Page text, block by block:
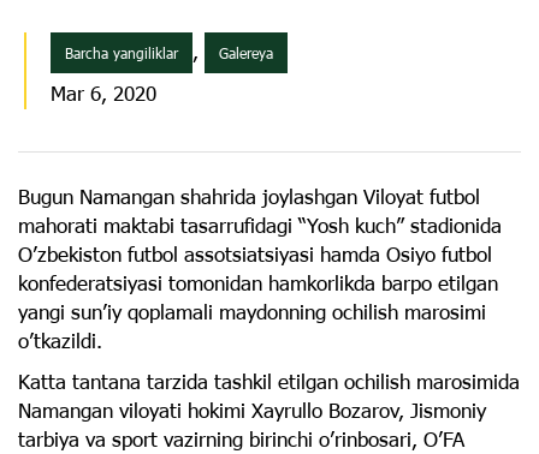
Barcha yangiliklar , Galereya
Mar 6, 2020
Bugun Namangan shahrida joylashgan Viloyat futbol
mahorati maktabi tasarrufidagi “Yosh kuch” stadionida
Oʼzbekiston futbol assotsiatsiyasi hamda Osiyo futbol
konfederatsiyasi tomonidan hamkorlikda barpo etilgan
yangi sunʼiy qoplamali maydonning ochilish marosimi
oʼtkazildi.
Katta tantana tarzida tashkil etilgan ochilish marosimida
Namangan viloyati hokimi Xayrullo Bozarov, Jismoniy
tarbiya va sport vazirning birinchi oʼrinbosari, OʼFA